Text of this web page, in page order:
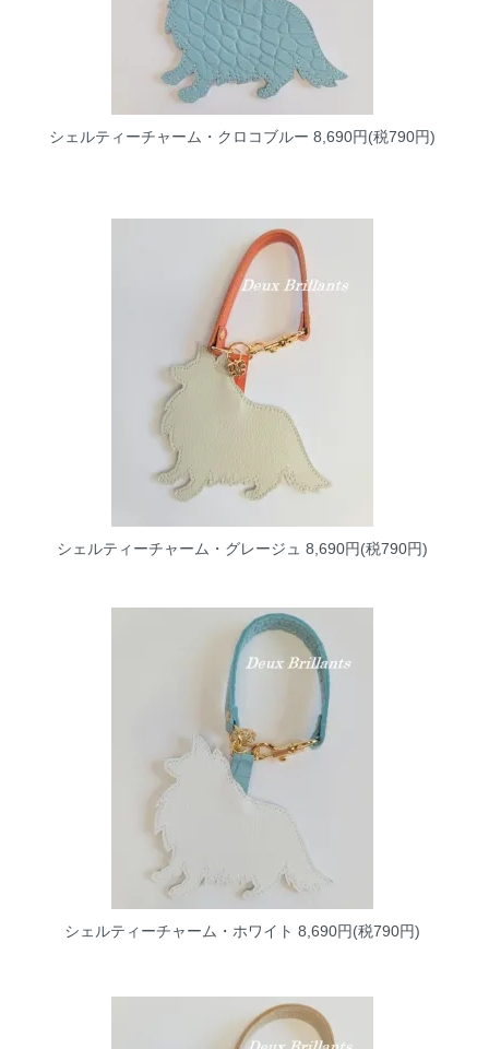
シェルティーチャーム・クロコブルー 8,690円(税790円)
シェルティーチャーム・グレージュ 8,690円(税790円)
シェルティーチャーム・ホワイト 8,690円(税790円)